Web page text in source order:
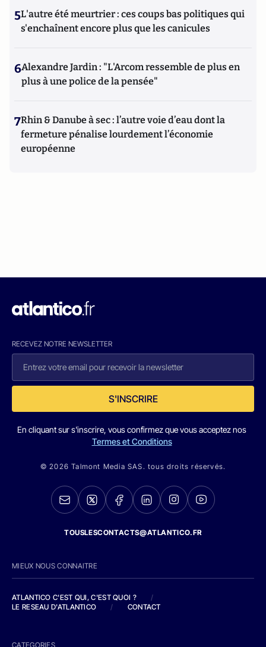
5L'autre été meurtrier : ces coups bas politiques qui
s'enchaînent encore plus que les canicules
6Alexandre Jardin : "L'Arcom ressemble de plus en
plus à une police de la pensée"
7Rhin & Danube à sec : l’autre voie d’eau dont la
fermeture pénalise lourdement l’économie
européenne
RECEVEZ NOTRE NEWSLETTER
S'INSCRIRE
En cliquant sur s'inscrire, vous confirmez que vous acceptez nos
Termes et Conditions
© 2026 Talmont Media SAS. tous droits réservés.
TOUSLESCONTACTS@ATLANTICO.FR
MIEUX NOUS CONNAITRE
ATLANTICO C'EST QUI, C'EST QUOI ?
/
LE RESEAU D'ATLANTICO
/ CONTACT
CATEGORIES